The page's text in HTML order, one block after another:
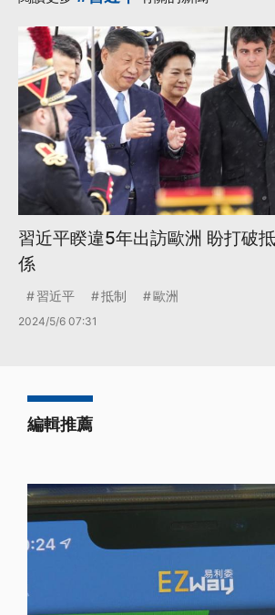
習近平睽違5年出訪歐洲 盼打破
係
習近平 抵制 歐洲
2024/5/6 07:31
編輯推薦